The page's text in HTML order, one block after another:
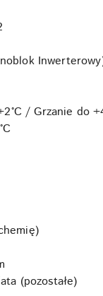
/ Grzanie do
(pozostałe)